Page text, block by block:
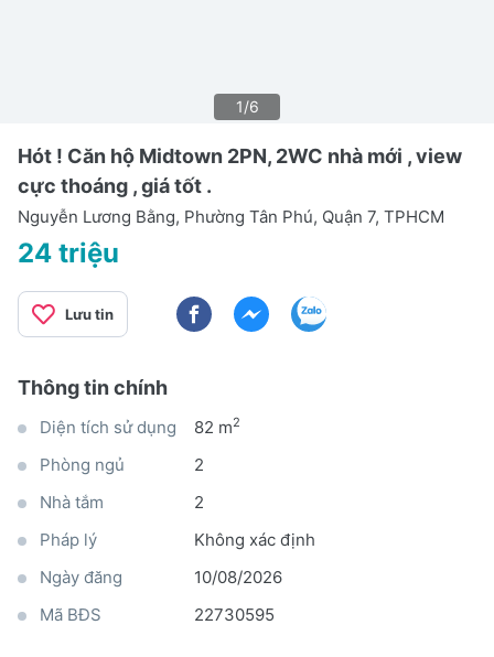
1/6
Hót ! Căn hộ Midtown 2PN, 2WC nhà mới , view
cực thoáng , giá tốt .
Nguyễn Lương Bằng, Phường Tân Phú, Quận 7, TPHCM
24 triệu
Lưu tin
Thông tin chính
Diện tích sử dụng 82 m2
Phòng ngủ
2
Nhà tắm
2
Pháp lý
Không xác định
Ngày đăng
10/08/2026
Mã BĐS
22730595